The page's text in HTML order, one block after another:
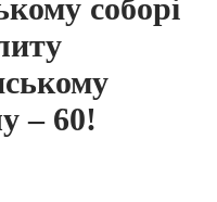
соборі
– 60!